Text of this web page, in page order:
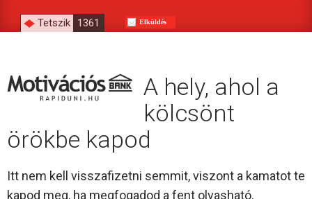
Tetszik 1361 Elküldés
A hely, ahol a
kölcsönt
örökbe kapod
Itt nem kell visszafizetni semmit, viszont a kamatot te
kapod meg, ha megfogadod a fent olvasható,